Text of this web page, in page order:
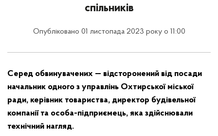
спільників
Опубліковано 01 листопада 2023 року о 11:00
Серед обвинувачених — відсторонений від посади
начальник одного з управлінь Охтирської міської
ради, керівник товариства, директор будівельної
компанії та особа-підприємець, яка здійснювали
технічний нагляд.